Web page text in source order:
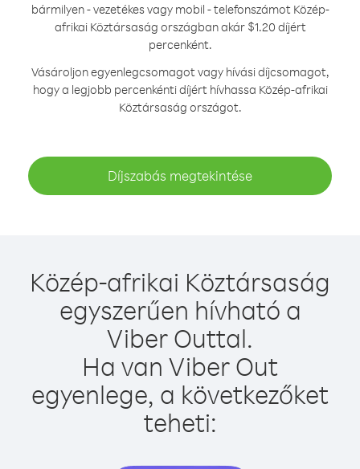
bármilyen - vezetékes vagy mobil - telefonszámot Közép-
afrikai Köztársaság országban akár $1.20 díjért
percenként.
Vásároljon egyenlegcsomagot vagy hívási díjcsomagot,
hogy a legjobb percenkénti díjért hívhassa Közép-afrikai
Köztársaság országot.
Díjszabás megtekintése
Közép-afrikai Köztársaság
egyszerűen hívható a
Viber Outtal.
Ha van Viber Out
egyenlege, a következőket
teheti: